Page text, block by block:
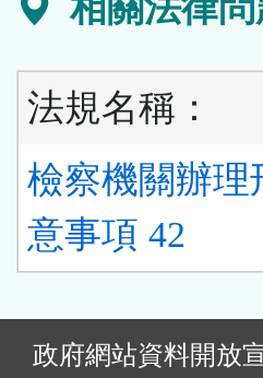
法規名稱：
檢察機關辦理
意事項 42
政府網站資料開放